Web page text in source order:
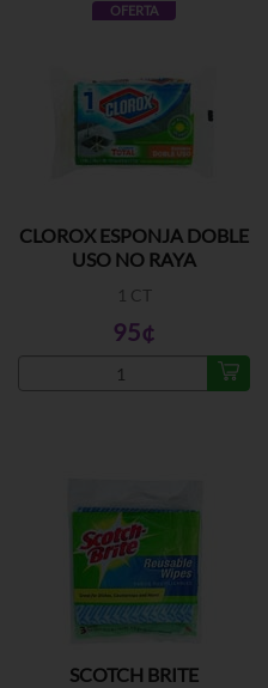
OFERTA
CLOROX ESPONJA DOBLE
USO NO RAYA
1 CT
95¢
SCOTCH BRITE